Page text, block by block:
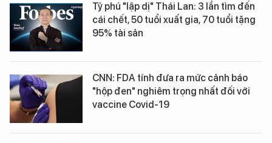
Tỷ phú "lập dị" Thái Lan: 3 lần tìm đến
cái chết, 50 tuổi xuất gia, 70 tuổi tặng
95% tài sản
CNN: FDA tính đưa ra mức cảnh báo
"hộp đen" nghiêm trọng nhất đối với
vaccine Covid-19